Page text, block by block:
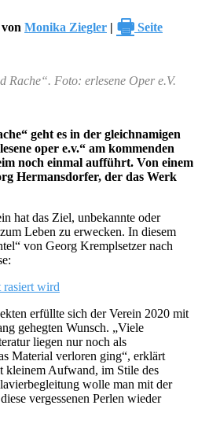
Monika Ziegler | 🖶 Seite
Rache“. Foto: erlesene Oper e.V.
geht es in der gleichnamigen
oper e.v.“ am kommenden
noch einmal aufführt. Von einem
Hermansdorfer, der das Werk
hat das Ziel, unbekannte oder
Leben zu erwecken. In diesem
von Georg Kremplsetzer nach
rasiert wird
erfüllte sich der Verein 2020 mit
gehegten Wunsch. „Viele
liegen nur noch als
Material verloren ging“, erklärt
kleinem Aufwand, im Stile des
wolle man mit der
vergessenen Perlen wieder